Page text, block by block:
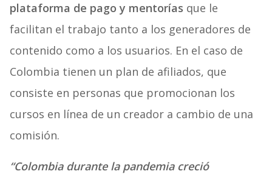
plataforma de pago y mentorías que le
facilitan el trabajo tanto a los generadores de
contenido como a los usuarios. En el caso de
Colombia tienen un plan de afiliados, que
consiste en personas que promocionan los
cursos en línea de un creador a cambio de una
comisión.
“Colombia durante la pandemia creció